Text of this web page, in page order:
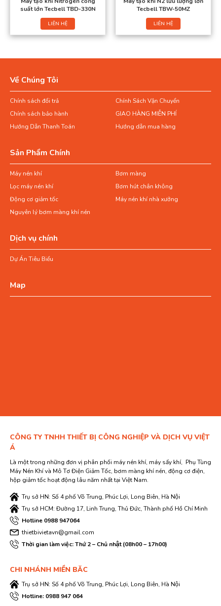
suất lớn Tecbell TBD-330N
LIÊN HỆ
Tecbell TBW-50MZ
LIÊN HỆ
Về Chúng Tôi
Chính sách đổi trả
Chính Sách Vận Chuyển
Chính sách bảo hành
GIAO HÀNG MIỄN PHÍ
Hướng Dẫn Thanh Toán
Hướng dẫn mua hàng
Sản Phẩm Chính
Máy nén khí
Bơm màng
Lọc máy nén khí
Bơm hút chân không
Động cơ giảm tốc
Máy nén khí nhà xưởng
Nguyên lý bơm màng khí nén
Dịch vụ chính
Dự Án Tiêu Biểu
Map
CÔNG TY TNHH THIẾT BỊ CÔNG NGHIỆP VÀ DỊCH VỤ VIỆT
Á
Là một trong những đơn vị phân phối máy nén khí, máy sấy khí, Phụ Tùng
Máy Nén Khí và Mô Tơ Điện Giảm Tốc, bơm màng khí nén, động cơ điện,
hộp giảm tốc hoạt động lâu năm nhất tại Việt Nam.
Trụ sở HN: Số 4 phố Võ Trung, Phúc Lợi, Long Biên, Hà Nội
Trụ sở HCM: Đường 17, Linh Trung, Thủ Đức, Thành phố Hồ Chí Minh
Hotline 0988 947064
thietbivietavn@gmail.com
Thời gian làm việc: Thứ 2 – Chủ nhật (08h00 – 17h00)
CHI NHÁNH MIỀN BĂC
Trụ sở HN: Số 4 phố Võ Trung, Phúc Lợi, Long Biên, Hà Nội
Hotline: 0988 947 064